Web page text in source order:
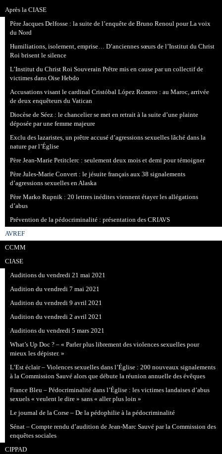
Après la CIASE
Père Jacques Delfosse : la suite de l’enquête de Bruno Renoul pour La voix
du Nord
Humiliations, isolement, emprise… D’anciennes sœurs de l’Institut du Christ
Roi brisent le silence
L’Institut du Christ Roi Souverain Prêtre mis en cause par un collectif de
victimes dans Oise Hebdo
Accusations visant le cardinal Cristóbal López Romero : au Maroc, arrivée
de deux enquêteurs du Vatican
Diocèse de Séez : le chancelier se met en retrait à la suite d’une plainte
déposée par une femme majeure
Exclu des lazaristes, un prêtre accusé d’agressions sexuelles lâché dans la
nature par l’Église
Père Jean-Marie Petitclerc : seulement deux mois et demi pour témoigner
Père Jules-Marie Convert : le jésuite français aux 38 signalements
d’agressions sexuelles en Alaska
Père Marko Rupnik : 20 lettres inédites viennent étayer les allégations
d’abus
Prévention de la pédocriminalité : présentation des CRIAVS
AVREF
CCMM
CIASE
Auditions du vendredi 21 mai 2021
Audition du vendredi 7 mai 2021
Audition du vendredi 9 avril 2021
Audition du vendredi 2 avril 2021
Auditions du vendredi 5 mars 2021
What’s Up Doc ? – « Parler plus librement des violences sexuelles pour
mieux les dépister. »
L’Est éclair – Violences sexuelles dans l’Église : 200 nouveaux signalements
à la Commission Sauvé alors que débute la réunion annuelle des évêques
France Bleu – Pédocriminalité dans l’Église : les victimes landaises d’abus
sexuels « veulent le dire » sans « aller plus loin »
Le journal de la Corse – De la pédophilie à la pédocriminalité
Sénat – Compte rendu d’audition de Jean-Marc Sauvé par la Commission des
enquêtes sociales
CIPPAD